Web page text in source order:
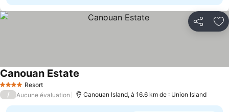
Partager
4 Étoiles Resort
Canouan Estate
/ Aucune évaluation Canouan Island, à 16.6 km de : Union Island